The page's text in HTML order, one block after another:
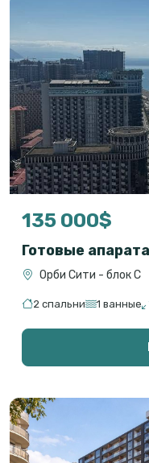
135 000$
Орби Сити - блок С
2 спальни 1 ванные